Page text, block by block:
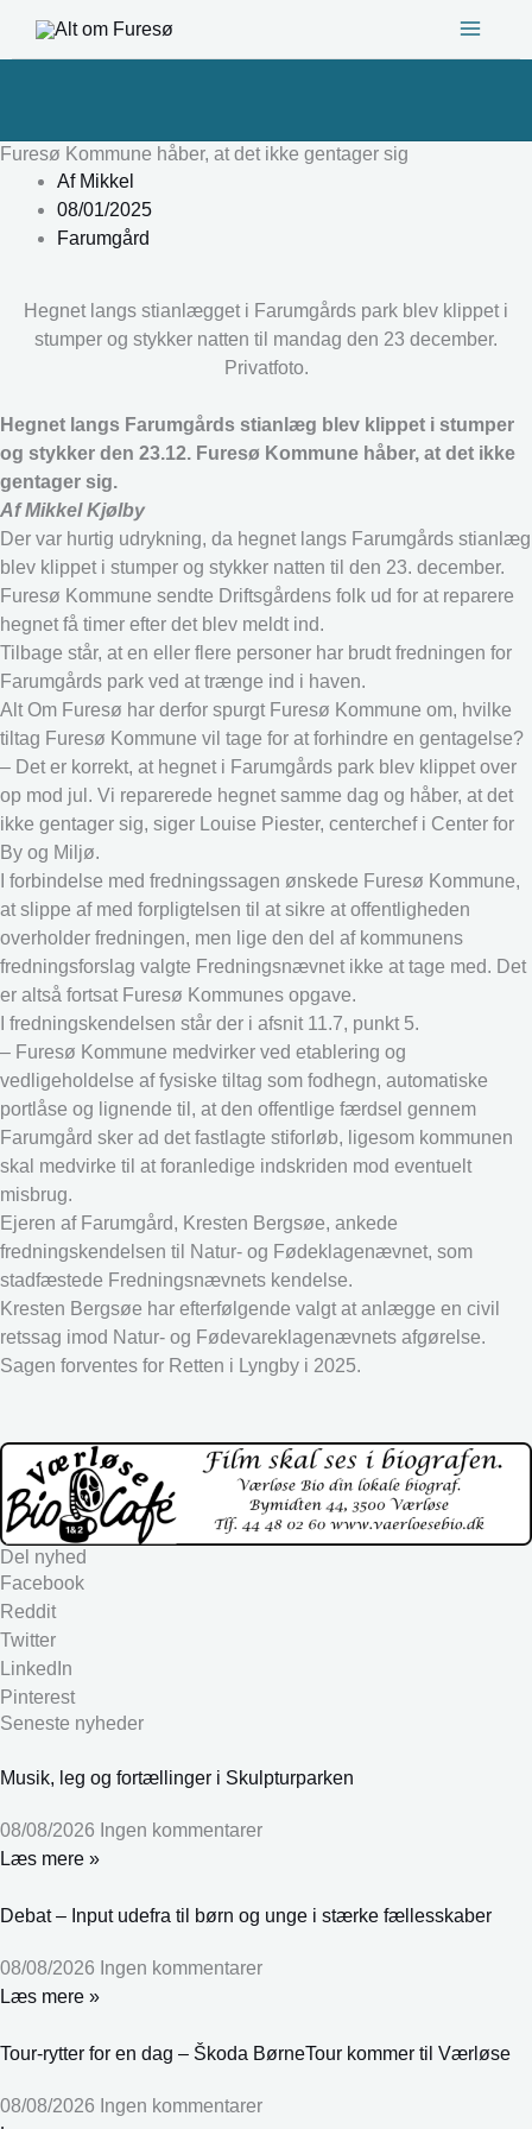
Furesø Kommune håber, at det ikke gentager sig
AfMikkel
08/01/2025
Farumgård
Hegnet langs stianlægget i Farumgårds park blev klippet i
stumper og stykker natten til mandag den 23 december.
Privatfoto.
Hegnet langs Farumgårds stianlæg blev klippet i stumper
og stykker den 23.12. Furesø Kommune håber, at det ikke
gentager sig.
Af Mikkel Kjølby
Der var hurtig udrykning, da hegnet langs Farumgårds stianlæg
blev klippet i stumper og stykker natten til den 23. december.
Furesø Kommune sendte Driftsgårdens folk ud for at reparere
hegnet få timer efter det blev meldt ind.
Tilbage står, at en eller flere personer har brudt fredningen for
Farumgårds park ved at trænge ind i haven.
Alt Om Furesø har derfor spurgt Furesø Kommune om, hvilke
tiltag Furesø Kommune vil tage for at forhindre en gentagelse?
– Det er korrekt, at hegnet i Farumgårds park blev klippet over
op mod jul. Vi reparerede hegnet samme dag og håber, at det
ikke gentager sig, siger Louise Piester, centerchef i Center for
By og Miljø.
I forbindelse med fredningssagen ønskede Furesø Kommune,
at slippe af med forpligtelsen til at sikre at offentligheden
overholder fredningen, men lige den del af kommunens
fredningsforslag valgte Fredningsnævnet ikke at tage med. Det
er altså fortsat Furesø Kommunes opgave.
I fredningskendelsen står der i afsnit 11.7, punkt 5.
– Furesø Kommune medvirker ved etablering og
vedligeholdelse af fysiske tiltag som fodhegn, automatiske
portlåse og lignende til, at den offentlige færdsel gennem
Farumgård sker ad det fastlagte stiforløb, ligesom kommunen
skal medvirke til at foranledige indskriden mod eventuelt
misbrug.
Ejeren af Farumgård, Kresten Bergsøe, ankede
fredningskendelsen til Natur- og Fødeklagenævnet, som
stadfæstede Fredningsnævnets kendelse.
Kresten Bergsøe har efterfølgende valgt at anlægge en civil
retssag imod Natur- og Fødevareklagenævnets afgørelse.
Sagen forventes for Retten i Lyngby i 2025.
Del nyhed
Facebook
Reddit
Twitter
LinkedIn
Pinterest
Seneste nyheder
Musik, leg og fortællinger i Skulpturparken
08/08/2026 Ingen kommentarer
Læs mere »
Debat – Input udefra til børn og unge i stærke fællesskaber
08/08/2026 Ingen kommentarer
Læs mere »
Tour-rytter for en dag – Škoda BørneTour kommer til Værløse
08/08/2026 Ingen kommentarer